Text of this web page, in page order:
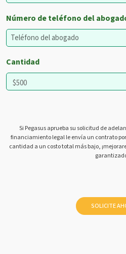
Número de teléfono del
Cantidad
Si Pegasus aprueba su solicitud de
financiamiento legal le envía un contrato
cantidad a un costo total más bajo,